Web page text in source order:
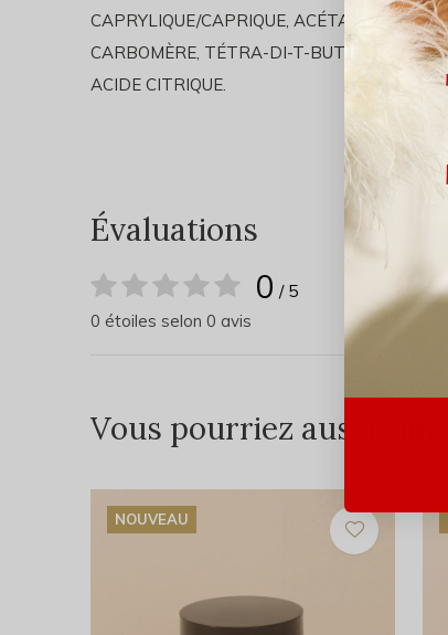
CAPRYLIQUE/CAPRIQUE, ACÉTATE
CARBOMÈRE, TÉTRA-DI-T-BUTYL
ACIDE CITRIQUE.
Évaluations
0 / 5
0 étoiles selon 0 avis
Vous pourriez aussi
NOUVEAU